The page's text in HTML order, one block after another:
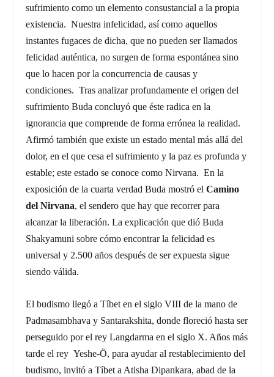
sufrimiento como un elemento consustancial a la propia
existencia. Nuestra infelicidad, así como aquellos
instantes fugaces de dicha, que no pueden ser llamados
felicidad auténtica, no surgen de forma espontánea sino
que lo hacen por la concurrencia de causas y
condiciones. Tras analizar profundamente el origen del
sufrimiento Buda concluyó que éste radica en la
ignorancia que comprende de forma errónea la realidad.
Afirmó también que existe un estado mental más allá del
dolor, en el que cesa el sufrimiento y la paz es profunda y
estable; este estado se conoce como Nirvana. En la
exposición de la cuarta verdad Buda mostró elCamino
del Nirvana, el sendero que hay que recorrer para
alcanzar la liberación. La explicación que dió Buda
Shakyamuni sobre cómo encontrar la felicidad es
universal y 2.500 años después de ser expuesta sigue
siendo válida.
El budismo llegó a Tíbet en el siglo VIII de la mano de
Padmasambhava y Santarakshita, donde floreció hasta ser
perseguido por el rey Langdarma en el siglo X. Años más
tarde el rey Yeshe-Ö, para ayudar al restablecimiento del
budismo, invitó a Tíbet a Atisha Dipankara, abad de la